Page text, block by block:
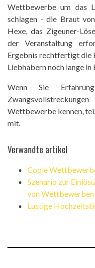
Wettbewerbe um das
schlagen - die Braut
Hexe, das Zigeuner-
der Veranstaltung
Ergebnis rechtfertigt die
Liebhabern noch lange in
Wenn Sie
Wettbewerbe kennen,
mit.
Verwandte artikel
Coole
Szenario zur
von Wettbewerben
Lustige